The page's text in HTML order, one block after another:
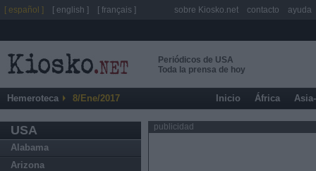
Periódicos de USA
Toda la prensa de hoy
Hemeroteca 8/Ene/2017 Inicio África
USA
Alabama
Arizona
publicidad
[ español ] [ english ] [ français ] sobre Kiosko.net contacto ayuda